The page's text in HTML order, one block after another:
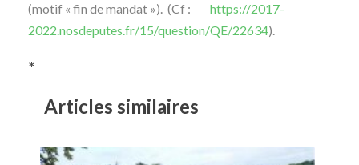
(motif « fin de mandat »). (Cf : https://2017-
2022.nosdeputes.fr/15/question/QE/22634).
*
Articles similaires